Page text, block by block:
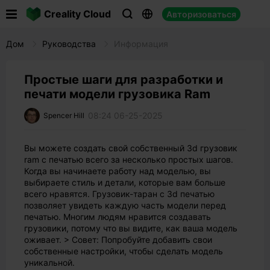
Creality Cloud   Авторизоваться
Дом Руководства
Простые шаги для разработки и
печати модели грузовика Ram
Spencer Hill 08:24 06-25-2025
Вы можете создать свой собственный 3d грузовик
ram с печатью всего за несколько простых шагов.
Когда вы начинаете работу над моделью, вы
выбираете стиль и детали, которые вам больше
всего нравятся. Грузовик-таран с 3d печатью
позволяет увидеть каждую часть модели перед
печатью. Многим людям нравится создавать
грузовики, потому что вы видите, как ваша модель
оживает. > Совет: Попробуйте добавить свои
собственные настройки, чтобы сделать модель
уникальной.